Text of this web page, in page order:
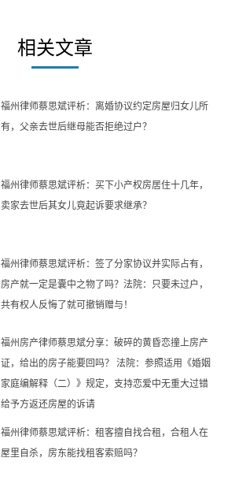
相关文章
福州律师蔡思斌评析：离婚协议约定房屋归女儿所
有，父亲去世后继母能否拒绝过户？
福州律师蔡思斌评析：买下小产权房居住十几年，
卖家去世后其女儿竟起诉要求继承？
福州律师蔡思斌评析：签了分家协议并实际占有，
房产就一定是囊中之物了吗？法院：只要未过户，
共有权人反悔了就可撤销赠与！
福州房产律师蔡思斌分享：破碎的黄昏恋撞上房产
证，给出的房子能要回吗？ 法院：参照适用《婚姻
家庭编解释（二）》规定，支持恋爱中无重大过错
给予方返还房屋的诉请
福州律师蔡思斌评析：租客擅自找合租，合租人在
屋里自杀，房东能找租客索赔吗？